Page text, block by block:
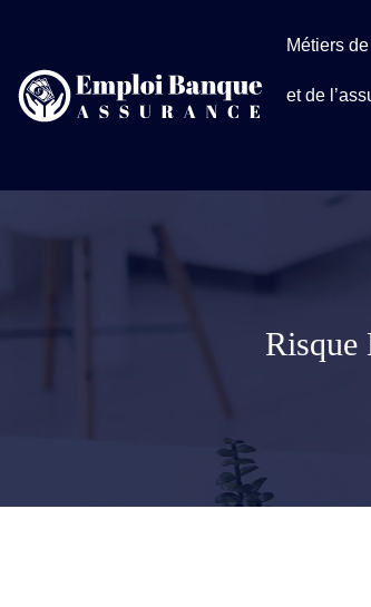
Métiers
et de
Risque